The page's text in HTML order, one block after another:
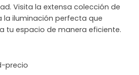
Visita la extensa colección de
la iluminación perfecta que
tu espacio de manera eficiente.
precio